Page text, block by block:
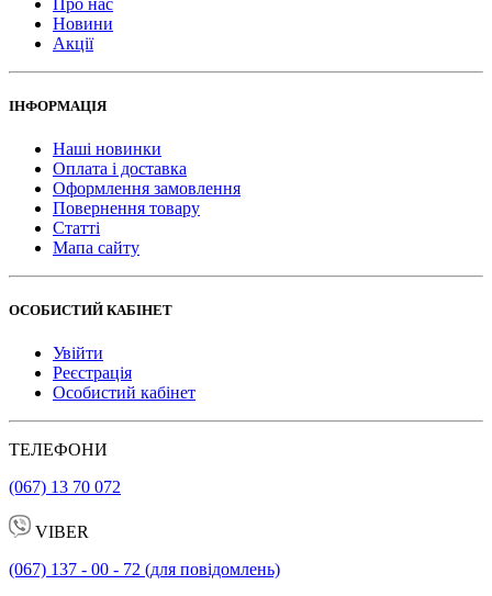
Новини
Акції
ІНФОРМАЦІЯ
Наші новинки
Оплата і доставка
Оформлення замовлення
Повернення товару
Статті
Мапа сайту
ОСОБИСТИЙ КАБІНЕТ
Увійти
Реєстрація
Особистий кабінет
ТЕЛЕФОНИ
(067) 13 70 072
VIBER
(067) 137 - 00 - 72 (для повідомлень)